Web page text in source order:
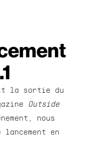
la sortie du
Outside
nous
en